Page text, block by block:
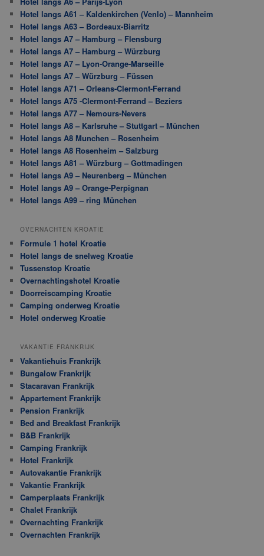
Hotel langs A61 – Kaldenkirchen (Venlo) – Mannheim
Hotel langs A63 – Bordeaux-Biarritz
Hotel langs A7 – Hamburg – Flensburg
Hotel langs A7 – Hamburg – Würzburg
Hotel langs A7 – Lyon-Orange-Marseille
Hotel langs A7 – Würzburg – Füssen
Hotel langs A71 – Orleans-Clermont-Ferrand
Hotel langs A75 -Clermont-Ferrand – Beziers
Hotel langs A77 – Nemours-Nevers
Hotel langs A8 – Karlsruhe – Stuttgart – München
Hotel langs A8 Munchen – Rosenheim
Hotel langs A8 Rosenheim – Salzburg
Hotel langs A81 – Würzburg – Gottmadingen
Hotel langs A9 – Neurenberg – München
Hotel langs A9 – Orange-Perpignan
Hotel langs A99 – ring München
OVERNACHTEN KROATIE
Formule 1 hotel Kroatie
Hotel langs de snelweg Kroatie
Tussenstop Kroatie
Overnachtingshotel Kroatie
Doorreiscamping Kroatie
Camping onderweg Kroatie
Hotel onderweg Kroatie
VAKANTIE FRANKRIJK
Vakantiehuis Frankrijk
Bungalow Frankrijk
Stacaravan Frankrijk
Appartement Frankrijk
Pension Frankrijk
Bed and Breakfast Frankrijk
B&B Frankrijk
Camping Frankrijk
Hotel Frankrijk
Autovakantie Frankrijk
Vakantie Frankrijk
Camperplaats Frankrijk
Chalet Frankrijk
Overnachting Frankrijk
Overnachten Frankrijk